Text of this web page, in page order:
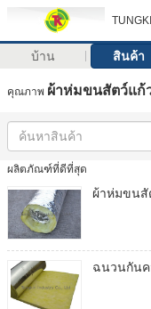
บ้าน สินค้า
คุณภาพ ผ้าห่มขนสัตว์แก้
ผลิตภัณฑ์ที่ดีที่สุด
ผ้าห่มขนสั
ฉนวนกัน